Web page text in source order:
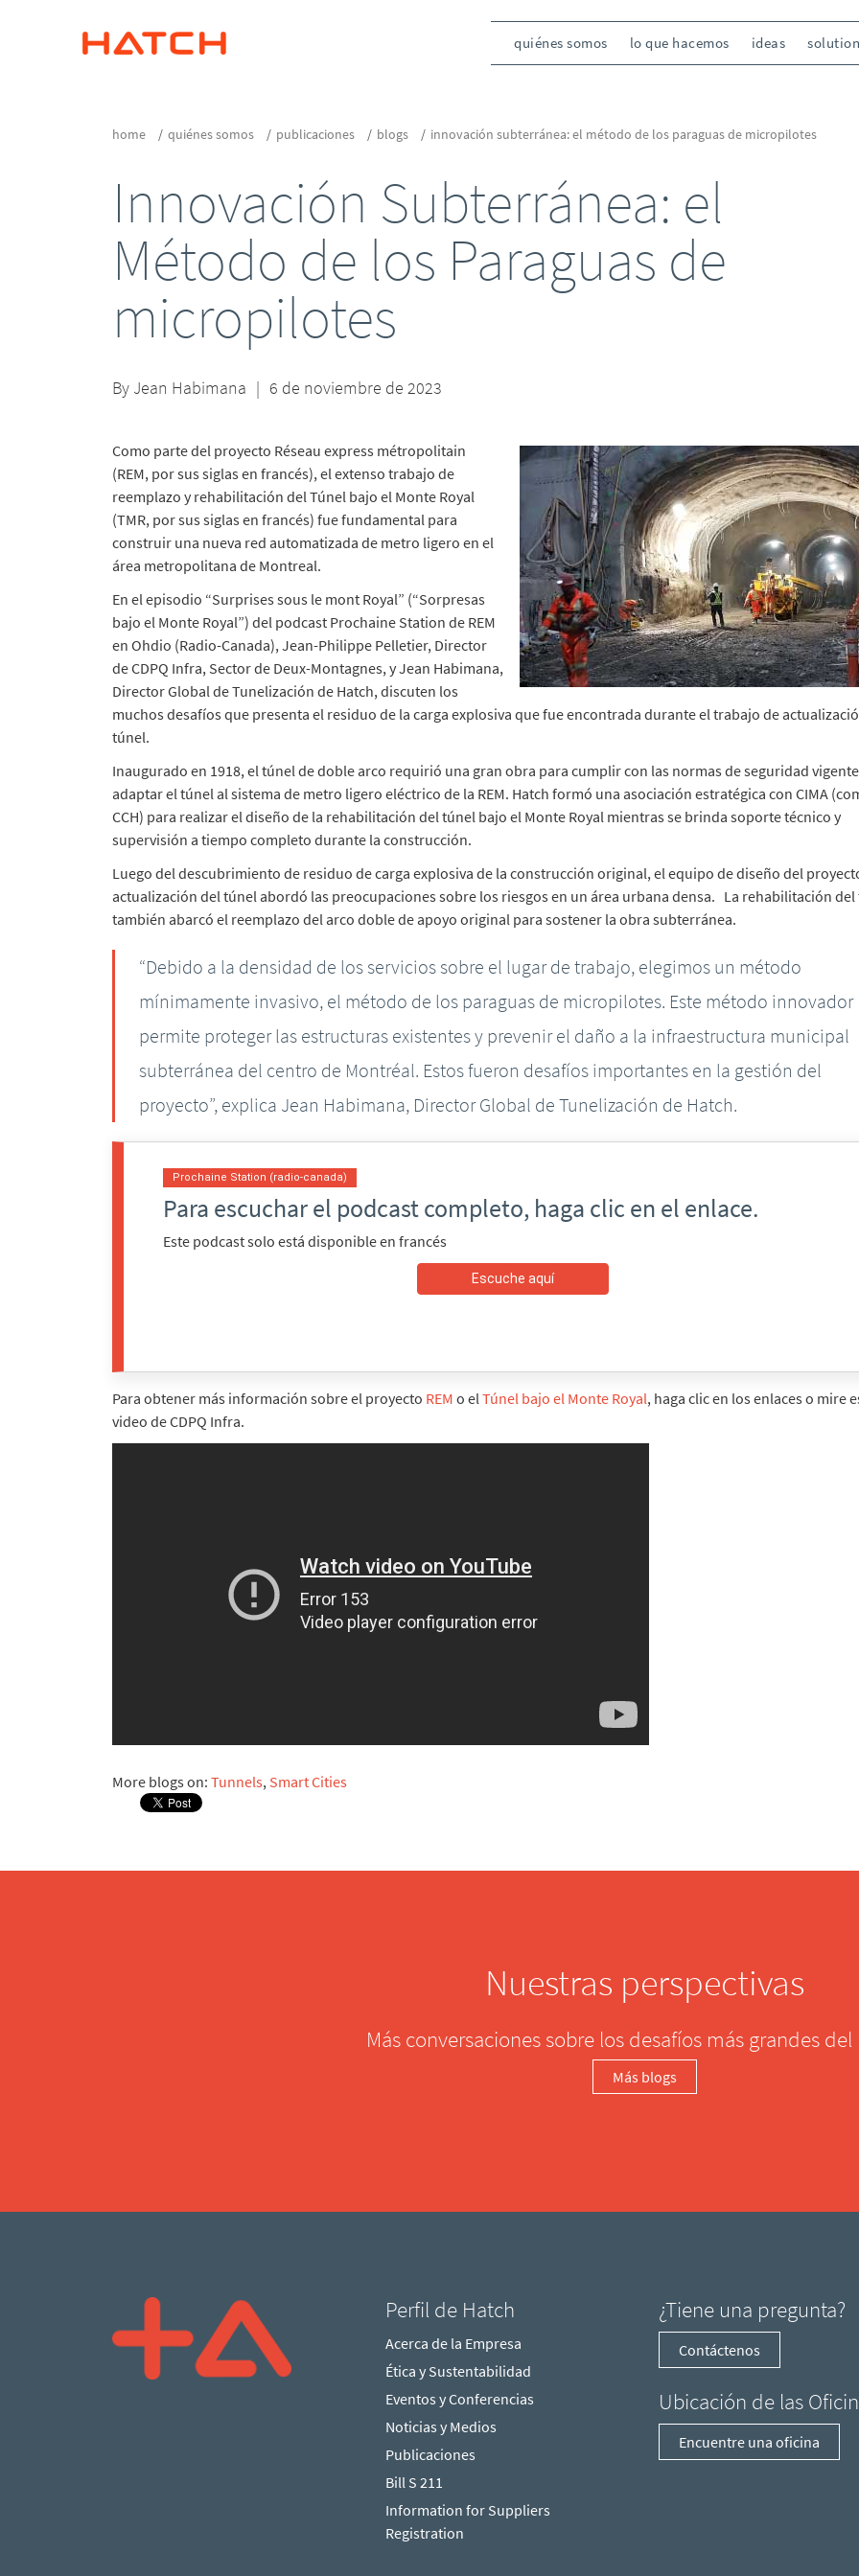
quiénes somos lo que hacemos ideas
home quiénes somos publicaciones blogs innovación subterránea: el método de los paraguas de micropilotes
Innovación Subterránea: el
Método de los Paraguas de
micropilotes
By Jean Habimana | 6 de noviembre de 2023
Como parte del proyecto Réseau express métropolitain
(REM, por sus siglas en francés), el extenso trabajo de
reemplazo y rehabilitación del Túnel bajo el Monte Royal
(TMR, por sus siglas en francés) fue fundamental para
construir una nueva red automatizada de metro ligero en el
área metropolitana de Montreal.
En el episodio “Surprises sous le mont Royal” (“Sorpresas
bajo el Monte Royal”) del podcast Prochaine Station de REM
en Ohdio (Radio-Canada), Jean-Philippe Pelletier, Director
de CDPQ Infra, Sector de Deux-Montagnes, y Jean Habimana,
Director Global de Tunelización de Hatch, discuten los
muchos desafíos que presenta el residuo de la carga explosiva que fue encontrada durante el trabajo de
túnel.
Inaugurado en 1918, el túnel de doble arco requirió una gran obra para cumplir con las normas de seguridad
adaptar el túnel al sistema de metro ligero eléctrico de la REM. Hatch formó una asociación estratégica con CIMA
CCH) para realizar el diseño de la rehabilitación del túnel bajo el Monte Royal mientras se brinda soporte técnico y
supervisión a tiempo completo durante la construcción.
Luego del descubrimiento de residuo de carga explosiva de la construcción original, el equipo de diseño del
actualización del túnel abordó las preocupaciones sobre los riesgos en un área urbana densa. La rehabilitación
también abarcó el reemplazo del arco doble de apoyo original para sostener la obra subterránea.
“Debido a la densidad de los servicios sobre el lugar de trabajo, elegimos un método
mínimamente invasivo, el método de los paraguas de micropilotes. Este método innovador
permite proteger las estructuras existentes y prevenir el daño a la infraestructura municipal
subterránea del centro de Montréal. Estos fueron desafíos importantes en la gestión del
proyecto”, explica Jean Habimana, Director Global de Tunelización de Hatch.
Prochaine Station (radio-canada)
Para escuchar el podcast completo, haga clic en el enlace.
Este podcast solo está disponible en francés
Escuche aquí
Para obtener más información sobre el proyecto REM o el Túnel bajo el Monte Royal, haga clic en los enlaces o mire
video de CDPQ Infra.
More blogs on: Tunnels, Smart Cities
Nuestras perspectivas
Más conversaciones sobre los desafíos más grandes
Más blogs
Perfil de Hatch
Acerca de la Empresa
Ética y Sustentabilidad
Eventos y Conferencias
Noticias y Medios
Publicaciones
Bill S 211
Information for Suppliers
Registration
¿Tiene una pregunta?
Contáctenos
Ubicación de las
Encuentre una oficina